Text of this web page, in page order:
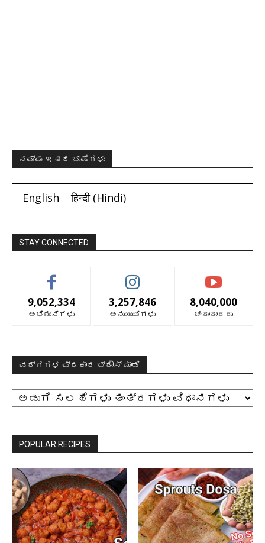
ನಮ್ಮ ಇತರ ಭಾಷೆಗಳು
English हिन्दी(Hindi)
STAY CONNECTED
9,052,334
ಅಭಿಮಾನಿಗಳು
3,257,846
ಅನುಯಾಯಿಗಳು
8,040,000
ಚಂದಾದಾರರು
ವರ್ಗಗಳ ಪ್ರಕಾರ ಬ್ರೌಸ್ ಮಾಡಿ
ವರ್ಗಗಳ
ಪ್ರಕಾರ
ಬ್ರೌಸ್
POPULAR RECIPES